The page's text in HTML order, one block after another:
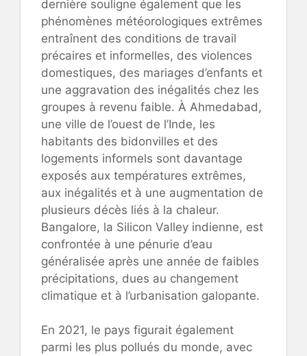
dernière souligne également que les
phénomènes météorologiques extrêmes
entraînent des conditions de travail
précaires et informelles, des violences
domestiques, des mariages d’enfants et
une aggravation des inégalités chez les
groupes à revenu faible. À Ahmedabad,
une ville de l’ouest de l’Inde, les
habitants des bidonvilles et des
logements informels sont davantage
exposés aux températures extrêmes,
aux inégalités et à une augmentation de
plusieurs décès liés à la chaleur.
Bangalore, la Silicon Valley indienne, est
confrontée à une pénurie d’eau
généralisée après une année de faibles
précipitations, dues au changement
climatique et à l’urbanisation galopante.
En 2021, le pays figurait également
parmi les plus pollués du monde, avec